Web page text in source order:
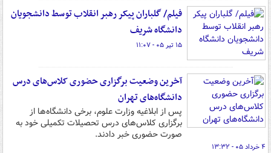
فیلم/ گلباران پیکر رهبر انقلاب توسط دانشجویان
دانشگاه شریف
۱۵ تیر ۰۵ - ۱۱:۰۷
آخرین وضعیت برگزاری حضوری کلاس‌های درس
دانشگاه‌های تهران
پس از ابلاغیه وزارت علوم، برخی دانشگاه‌ها از
برگزاری کلاس‌های درس تحصیلات تکمیلی خود به
صورت حضوری خبر دادند.
۴ خرداد ۰۵ - ۱۳:۳۲